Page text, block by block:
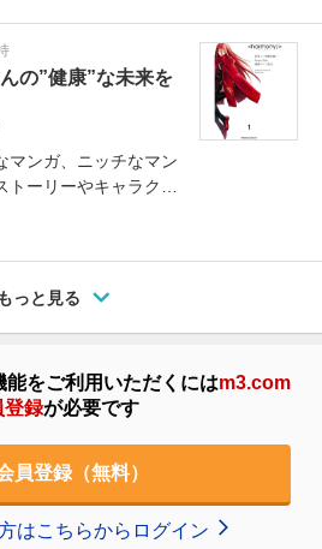
の”健康”な未来を
マンガ、ニッチなマン
ーリーやキャラクタ
もっと見る
をご利用いただくにはm3.com
登録が必要です
員登録（無料）
はこちらからログイン